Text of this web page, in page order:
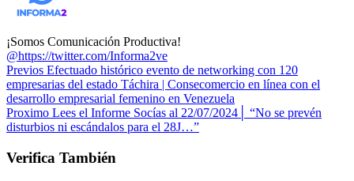
¡Somos Comunicación Productiva!
@https://twitter.com/Informa2ve
Previos Efectuado histórico evento de networking con 120
empresarias del estado Táchira | Consecomercio en línea con el
desarrollo empresarial femenino en Venezuela
Proximo Lees el Informe Socías al 22/07/2024│ “No se prevén
disturbios ni escándalos para el 28J…”
Verifica También